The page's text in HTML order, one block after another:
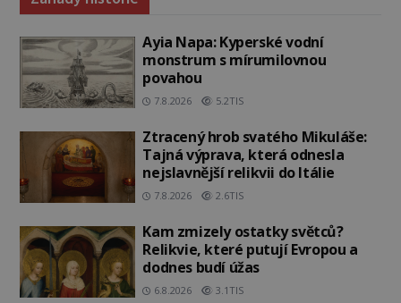
Ayia Napa: Kyperské vodní
monstrum s mírumilovnou
povahou
7.8.2026 5.2TIS
Ztracený hrob svatého Mikuláše:
Tajná výprava, která odnesla
nejslavnější relikvii do Itálie
7.8.2026 2.6TIS
Kam zmizely ostatky světců?
Relikvie, které putují Evropou a
dodnes budí úžas
6.8.2026 3.1TIS